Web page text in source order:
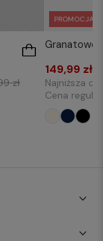
zł
PROMOCJA
Granatowe
149,99 zł
Najniższa
Cena